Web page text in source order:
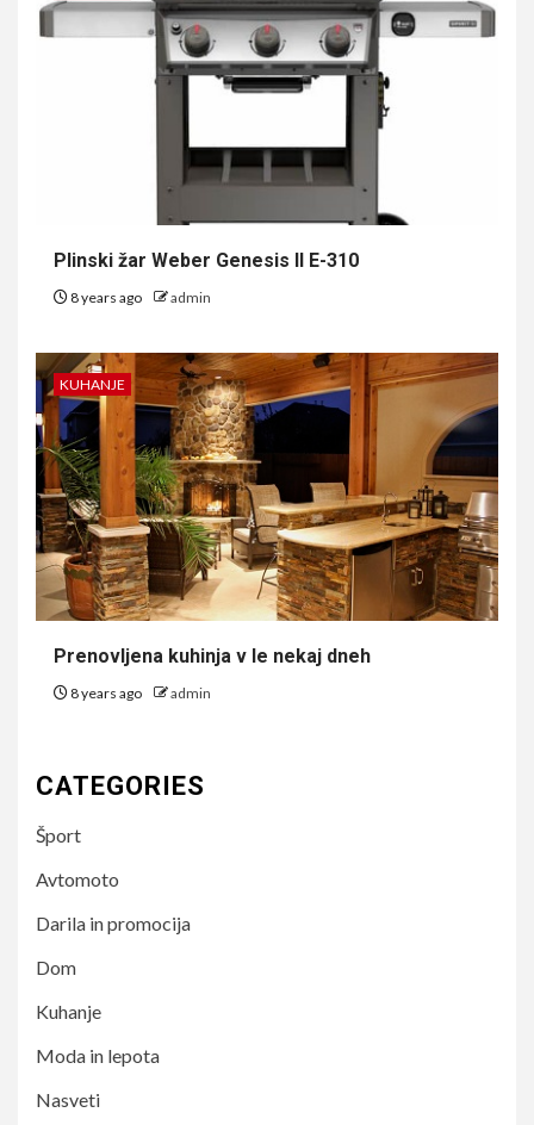
Plinski žar Weber Genesis II E-310
8 years ago admin
KUHANJE
Prenovljena kuhinja v le nekaj dneh
8 years ago admin
CATEGORIES
Šport
Avtomoto
Darila in promocija
Dom
Kuhanje
Moda in lepota
Nasveti